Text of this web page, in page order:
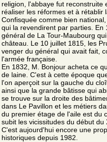
religion, l'abbaye fut
réaliser les réformes et à rétablir
Confisquée comme bien
qui la revendirent par parties.
général de La Tour-Maubourg
château. Le 10 juillet 1815, les
venger du général qui avait fait,
l'armée française.
En 1832, M. Bonjour acheta ce
de laine. C'est à cette époque
l'on aperçoit sur la gauche du
ainsi que la grande bâtisse qui
se trouve sur la droite des
dans Le Pavillon et les métiers
du premier étage de l'aile est du
subit les vicissitudes du début
C'est aujourd'hui encore une
historiques depuis 1982.